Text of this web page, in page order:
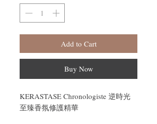
Add to Cart
Buy Now
KERASTASE Chronologiste 逆時光
至臻香氛修護精華